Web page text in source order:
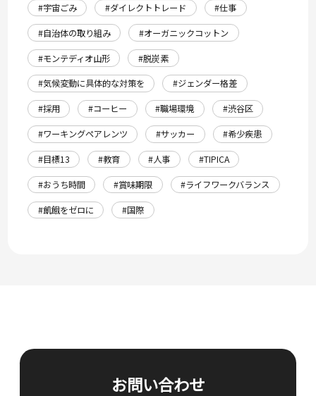
#宇宙ごみ
#ダイレクトトレード
#仕事
#自治体の取り組み
#オーガニックコットン
#モンテディオ山形
#脱炭素
#気候変動に具体的な対策を
#ジェンダー格差
#採用
#コーヒー #職場環境
#渋谷区
#ワーキングペアレンツ
#サッカー
#希少疾患
#目標13
#教育 #人事
#TIPICA
#おうち時間
#賞味期限
#ライフワークバランス
#飢餓をゼロに
#国際
お問い合わせ